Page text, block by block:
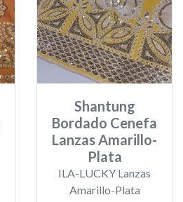
Shantung
Bordado Cenefa
Lanzas Amarillo-
Plata
ILA-LUCKY Lanzas
Amarillo-Plata